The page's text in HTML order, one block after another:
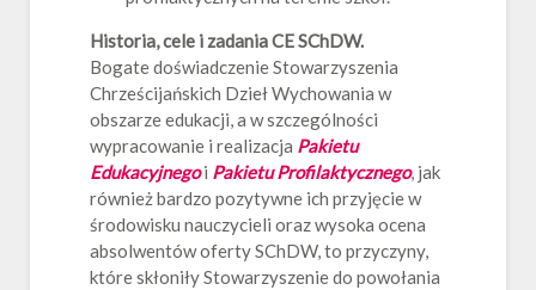
Historia, cele i zadania CE SChDW.
Bogate doświadczenie Stowarzyszenia
Chrześcijańskich Dzieł Wychowania w
obszarze edukacji, a w szczególności
wypracowanie i realizacja Pakietu
Edukacyjnegoi Pakietu Profilaktycznego, jak
również bardzo pozytywne ich przyjęcie w
środowisku nauczycieli oraz wysoka ocena
absolwentów oferty SChDW, to przyczyny,
które skłoniły Stowarzyszenie do powołania